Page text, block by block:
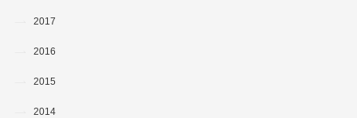
2017
2016
2015
2014